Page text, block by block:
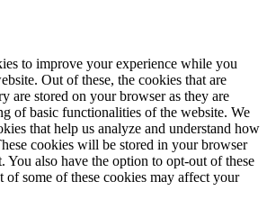
to improve your experience while you
Out of these, the cookies that are
are stored on your browser as they are
of basic functionalities of the website. We
that help us analyze and understand how
cookies will be stored in your browser
You also have the option to opt-out of these
some of these cookies may affect your